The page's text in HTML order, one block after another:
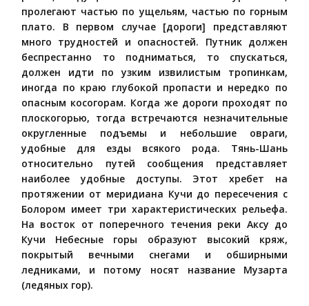
пролегают частью по ущельям, частью по горным
плато. В первом случае [дороги] представляют
много трудностей и опасностей. Путник должен
беспрестанно то подниматься, то спускаться,
должен идти по узким извилистым тропинкам,
иногда по краю глубокой пропасти и нередко по
опасным косогорам. Когда же дороги проходят по
плоскогорью, тогда встречаются незначительные
округленные подъемы и небольшие овраги,
удобные для езды всякого рода. Тянь-Шань
относительно путей сообщения представляет
наиболее удобные доступы. Этот хребет на
протяжении от меридиана Кучи до пересечения с
Болором имеет три характеристических рельефа.
На восток от поперечного течения реки Аксу до
Кучи Небесные горы образуют высокий кряж,
покрытый вечными снегами и обширными
ледниками, и потому носят название Музарта
(ледяных гор).